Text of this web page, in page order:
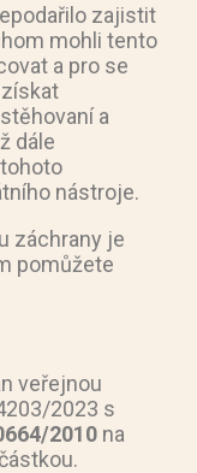
zajistit
mohli tento
a pro se
a
dále
nástroje.
záchrany je
pomůžete
veřejnou
2023 s
2010 na